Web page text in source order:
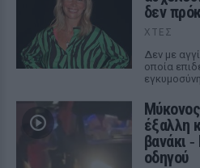
δεν
ΧΤΕΣ
Δεν με
οποία
έξαλλη
βανάκι
οδηγού